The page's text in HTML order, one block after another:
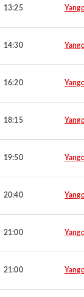
13:25
14:30
16:20
18:15
19:50
20:40
21:00
21:00